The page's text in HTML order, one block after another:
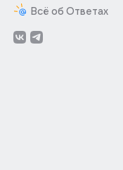
Всё об Ответах